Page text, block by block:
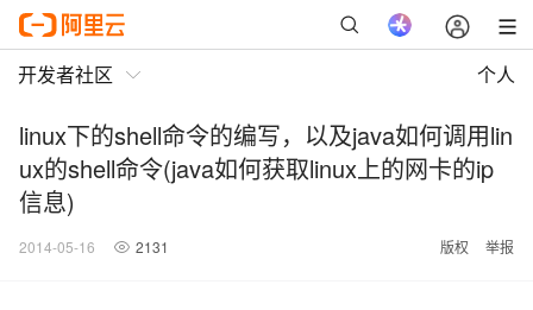
开发者社区 个人
linux下的shell命令的编写，以及java如何调用lin
ux的shell命令(java如何获取linux上的网卡的ip
信息)
2014-05-16 2131 版权 举报